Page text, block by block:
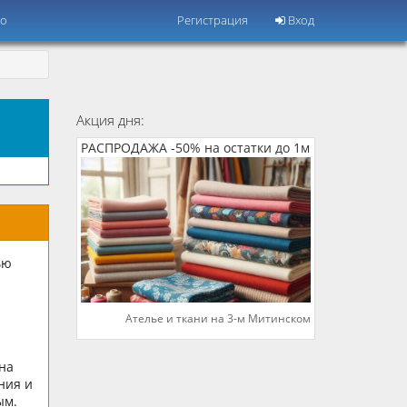
Регистрация Вход
и
Акция дня:
РАСПРОДАЖА -50% на остатки до 1м
Ателье и ткани на 3-м Митинском